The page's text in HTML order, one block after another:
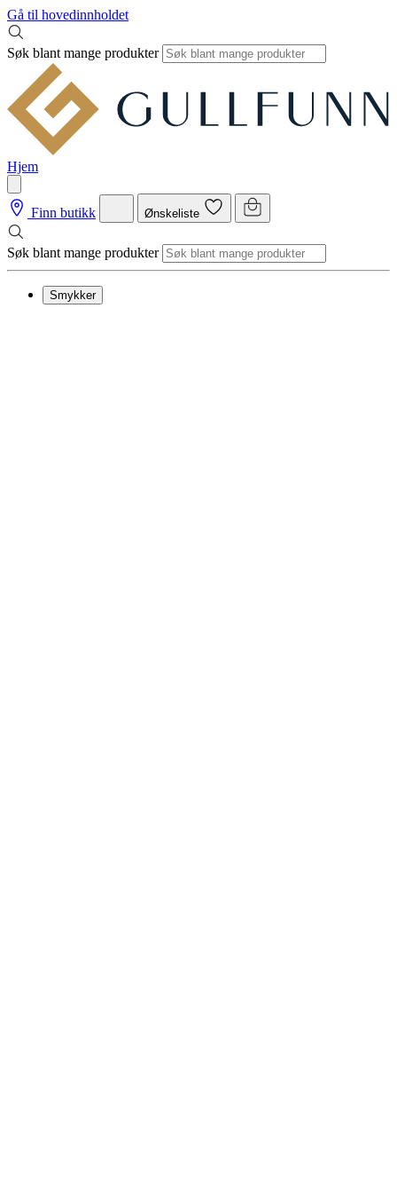
Gå til hovedinnholdet
Søk blant mange produkter
Hjem
Finn butikk Ønskeliste
Søk blant mange produkter
Smykker